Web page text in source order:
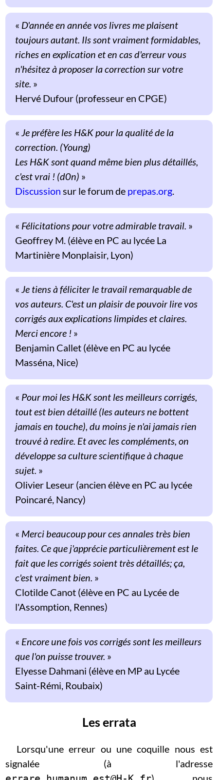
« D'année en année vos livres me plaisent
toujours autant. Ils sont vraiment formidables,
riches en explication et en cas d'erreur vous
n'hésitez à proposer la correction sur votre
site. »
Hervé Dufour (professeur en CPGE)
«Je préfère les H&K pour la qualité de la
correction. (Young)
Les H&K sont quand même bien plus détaillés,
c'est vrai ! (d0n) »
Discussion sur le forum de prepas.org.
« Félicitations pour votre admirable travail. »
Geoffrey M. (élève en PC au lycée La
Martinière Monplaisir, Lyon)
«Je tiens à féliciter le travail remarquable de
vos auteurs. C'est un plaisir de pouvoir lire vos
corrigés aux explications limpides et claires.
Merci encore ! »
Benjamin Callet (élève en PC au lycée
Masséna, Nice)
« Pour moi les H&K sont les meilleurs corrigés,
tout est bien détaillé (les auteurs ne bottent
jamais en touche), du moins je n'ai jamais rien
trouvé à redire. Et avec les compléments, on
développe sa culture scientifique à chaque
sujet. »
Olivier Leseur (ancien élève en PC au lycée
Poincaré, Nancy)
« Merci beaucoup pour ces annales très bien
faites. Ce que j'apprécie particulièrement est le
fait que les corrigés soient très détaillés; ça,
c'est vraiment bien. »
Clotilde Canot (élève en PC au Lycée de
l'Assomption, Rennes)
« Encore une fois vos corrigés sont les meilleurs
que l'on puisse trouver. »
Elyesse Dahmani (élève en MP au Lycée
Saint-Rémi, Roubaix)
Les errata
Lorsqu'une erreur ou une coquille nous est
signalée (à l'adresse